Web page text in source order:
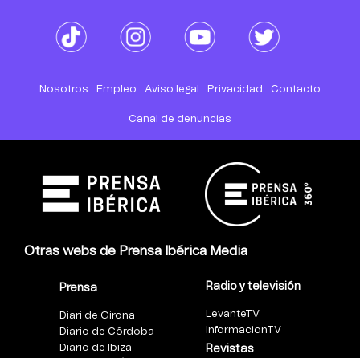
Nosotros Empleo Aviso legal Privacidad Contacto
Canal de denuncias
Otras webs de Prensa Ibérica Media
Prensa
Diari de Girona
Diario de Córdoba
Diario de Ibiza
Radio y televisión
LevanteTV
InformacionTV
Revistas